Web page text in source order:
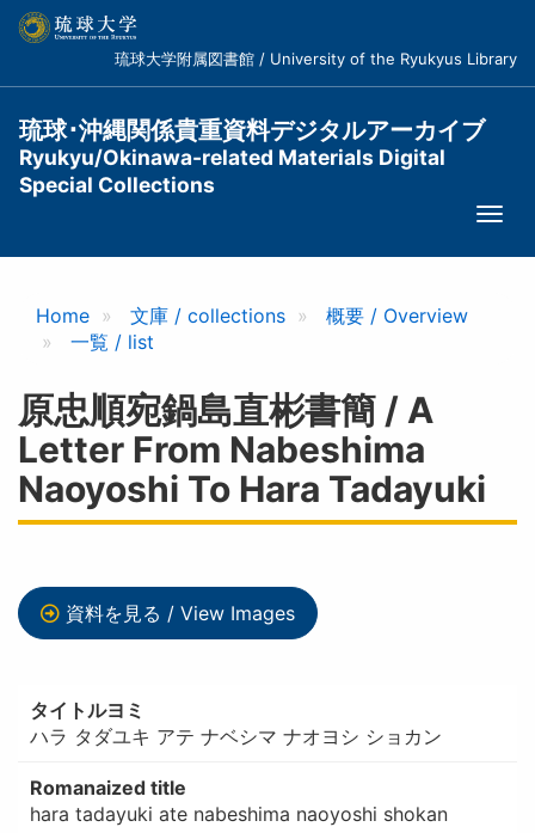
コ
琉球大学附属図書館 / University of the Ryukyus Library
琉球･沖縄関係貴重資料デジタルアーカイブ
Ryukyu/Okinawa-related Materials Digital
Special Collections
Home 文庫 / collections
概要 / Overview
一覧 / list
原忠順宛鍋島直彬書簡 / A
Letter From Nabeshima
Naoyoshi To Hara Tadayuki
資料を見る / View Images
タイトルヨミ
ハラ タダユキ アテ ナベシマ ナオヨシ ショカン
Romanaized title
hara tadayuki ate nabeshima naoyoshi shokan